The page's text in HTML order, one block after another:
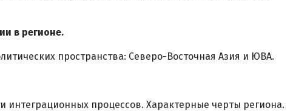
в регионе.
пространства: Северо-Восточная Азия и ЮВА.
процессов. Характерные черты региона.